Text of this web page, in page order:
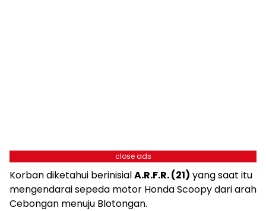
close ads
Korban diketahui berinisialA.R.F.R. (21) yang saat itu
mengendarai sepeda motor Honda Scoopy dari arah
Cebongan menuju Blotongan.